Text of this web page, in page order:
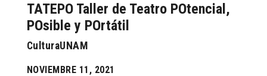
TATEPO Taller de Teatro POtencial,
POsible y POrtátil
CulturaUNAM
NOVIEMBRE 11, 2021